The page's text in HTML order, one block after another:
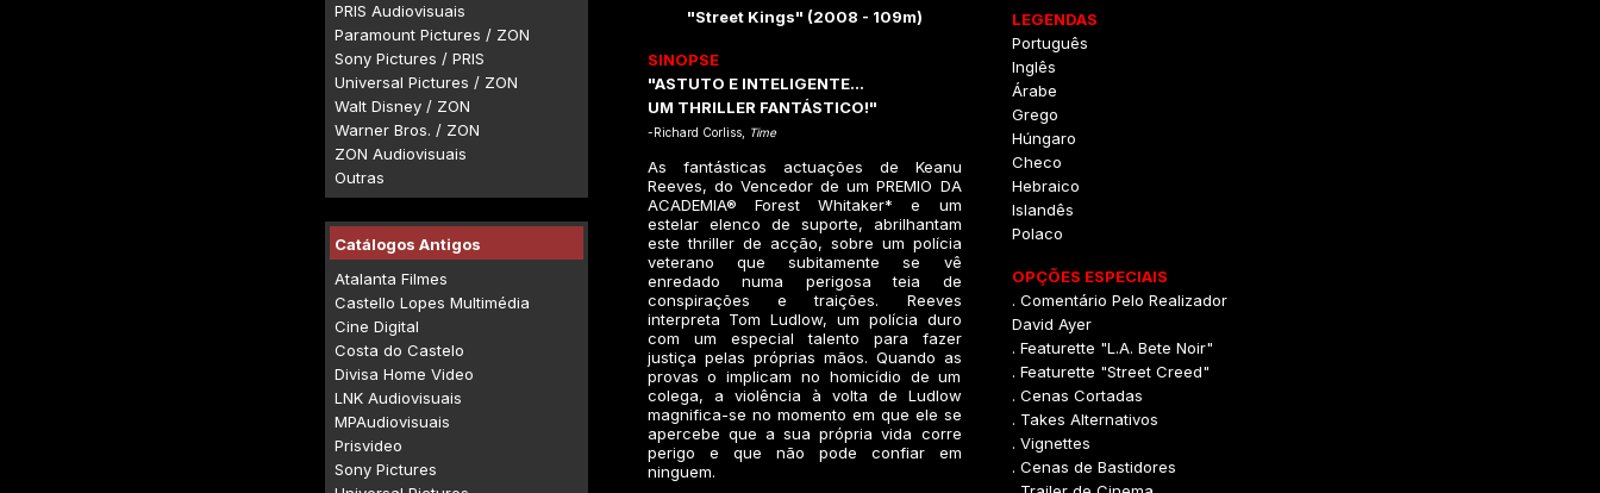
PRIS Audiovisuais
Paramount Pictures / ZON
Sony Pictures / PRIS
Universal Pictures / ZON
Walt Disney / ZON
Warner Bros. / ZON
ZON Audiovisuais
Outras
Catálogos Antigos
Atalanta Filmes
Castello Lopes Multimédia
Cine Digital
Costa do Castelo
Divisa Home Video
LNK Audiovisuais
MPAudiovisuais
Prisvideo
Sony Pictures
"Street Kings" (2008 - 109m)
SINOPSE
"ASTUTO E INTELIGENTE...
UM THRILLER FANTÁSTICO!"
-Richard Corliss, Time
As fantásticas actuações de Keanu
Reeves, do Vencedor de um PREMIO DA
ACADEMIA® Forest Whitaker* e um
estelar elenco de suporte, abrilhantam
este thriller de acção, sobre um polícia
veterano que subitamente se vê
enredado numa perigosa teia de
conspirações e traições. Reeves
interpreta Tom Ludlow, um polícia duro
com um especial talento para fazer
justiça pelas próprias mãos. Quando as
provas o implicam no homicídio de um
colega, a violência à volta de Ludlow
magnifica-se no momento em que ele se
apercebe que a sua própria vida corre
perigo e que não pode confiar em
ninguem.
LEGENDAS
Português
Inglês
Árabe
Grego
Húngaro
Checo
Hebraico
Islandês
Polaco
OPÇÕES ESPECIAIS
. Comentário Pelo Realizador
David Ayer
. Featurette "L.A. Bete Noir"
. Featurette "Street Creed"
. Cenas Cortadas
. Takes Alternativos
. Vignettes
. Cenas de Bastidores